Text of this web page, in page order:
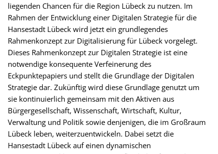
liegenden Chancen für die Region Lübeck zu nutzen. Im
Rahmen der Entwicklung einer Digitalen Strategie für die
Hansestadt Lübeck wird jetzt ein grundlegendes
Rahmenkonzept zur Digitalisierung für Lübeck vorgelegt.
Dieses Rahmenkonzept zur Digitalen Strategie ist eine
notwendige konsequente Verfeinerung des
Eckpunktepapiers und stellt die Grundlage der Digitalen
Strategie dar. Zukünftig wird diese Grundlage genutzt um
sie kontinuierlich gemeinsam mit den Aktiven aus
Bürgergesellschaft, Wissenschaft, Wirtschaft, Kultur,
Verwaltung und Politik sowie denjenigen, die im Großraum
Lübeck leben, weiterzuentwickeln. Dabei setzt die
Hansestadt Lübeck auf einen dynamischen